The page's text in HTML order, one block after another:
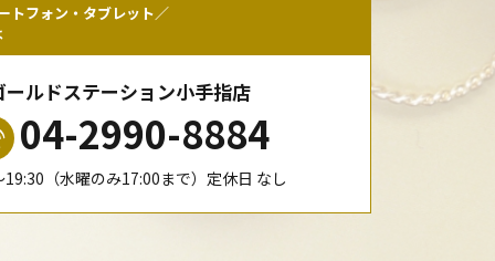
トフォン・タブレット／
ールドステーション小手指店
04-2990-8884
19:30（水曜のみ17:00まで）定休日 なし